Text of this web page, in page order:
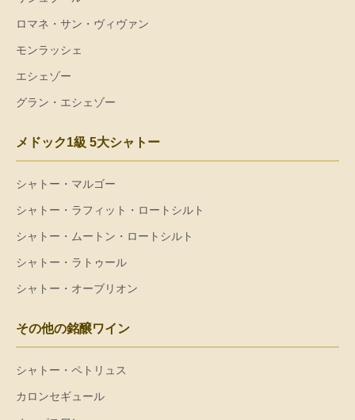
ロマネ・サン・ヴィヴァン
モンラッシェ
エシェゾー
グラン・エシェゾー
メドック1級 5大シャトー
シャトー・マルゴー
シャトー・ラフィット・ロートシルト
シャトー・ムートン・ロートシルト
シャトー・ラトゥール
シャトー・オーブリオン
その他の銘醸ワイン
シャトー・ペトリュス
カロンセギュール